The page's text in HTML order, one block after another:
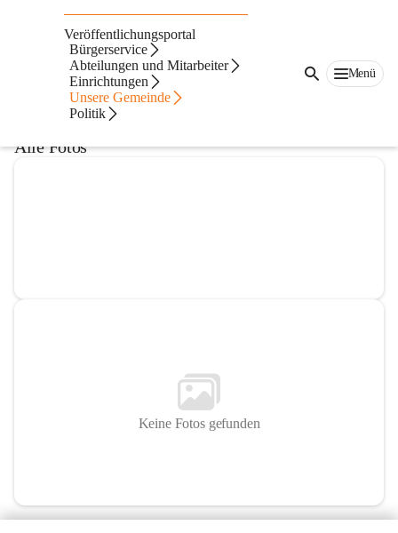
Veröffentlichungsportal
Bürgerservice
Abteilungen und Mitarbeiter
Einrichtungen
Unsere Gemeinde
Politik
Menü
Bücherei & Spielothek Fußach
@buecherei-and-spielothek-fussach
Bibliothek
In CITIES öffnen
Alle Fotos
Keine Fotos gefunden